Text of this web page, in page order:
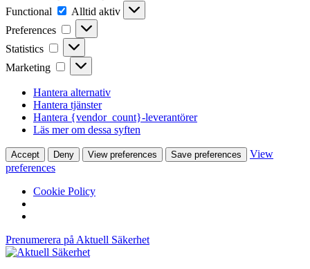
Functional
Functional
Alltid aktiv
Preferences
Preferences
Statistics Statistics
Marketing Marketing
Hantera alternativ
Hantera tjänster
Hantera {vendor_count}-leverantörer
Läs mer om dessa syften
Accept Deny View preferences Save preferences
View
preferences
Cookie Policy
Prenumerera på Aktuell Säkerhet